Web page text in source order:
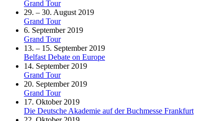
Grand Tour
29. – 30. August 2019
Grand Tour
6. September 2019
Grand Tour
13. – 15. September 2019
Belfast Debate on Europe
14. September 2019
Grand Tour
20. September 2019
Grand Tour
17. Oktober 2019
Die Deutsche Akademie auf der Buchmesse Frankfurt